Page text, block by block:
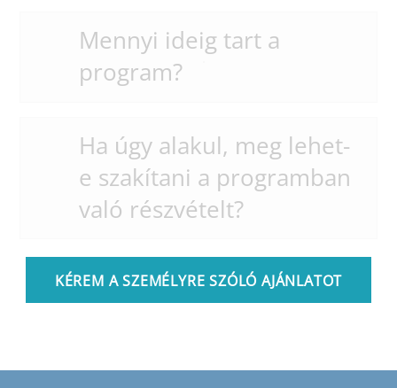
Mennyi ideig tart a
program?
Ha úgy alakul, meg lehet-
e szakítani a programban
való részvételt?
KÉREM A SZEMÉLYRE SZÓLÓ AJÁNLATOT